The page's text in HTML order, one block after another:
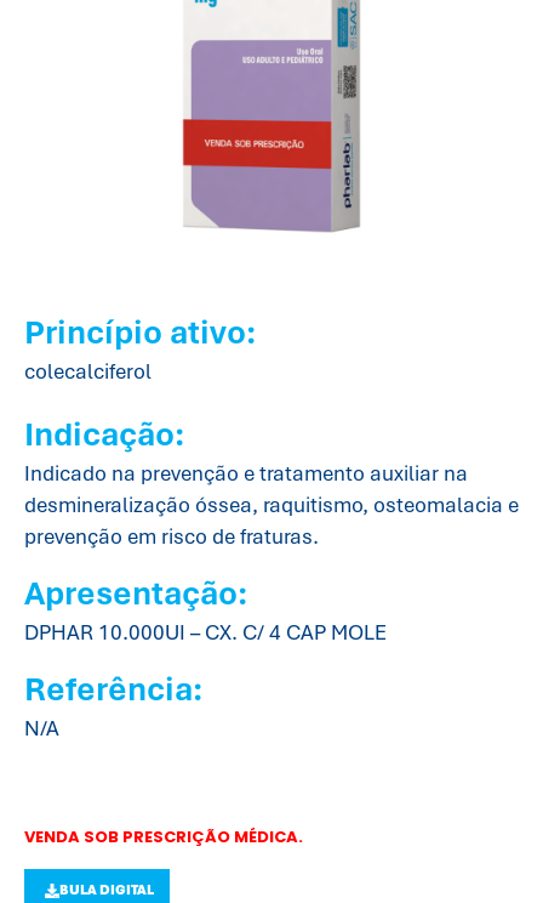
Princípio ativo:
colecalciferol
Indicação:
Indicado na prevenção e tratamento auxiliar na
desmineralização óssea, raquitismo, osteomalacia e
prevenção em risco de fraturas.
Apresentação:
DPHAR 10.000UI – CX. C/ 4 CAP MOLE
Referência:
N/A
VENDA SOB PRESCRIÇÃO MÉDICA.
BULA DIGITAL